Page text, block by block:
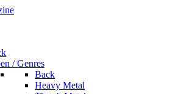
/ Genres
Back
Heavy Metal